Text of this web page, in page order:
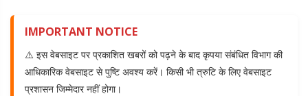
IMPORTANT NOTICE
⚠️ इस वेबसाइट पर प्रकाशित खबरों को पढ़ने के बाद कृपया संबंधित विभाग की
आधिकारिक वेबसाइट से पुष्टि अवश्य करें। किसी भी त्रुटि के लिए वेबसाइट
प्रशासन जिम्मेदार नहीं होगा।